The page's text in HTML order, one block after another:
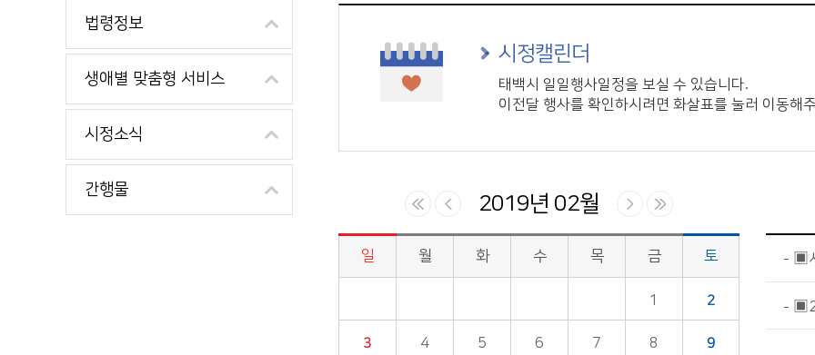
법령정보
생애별 맞춤형 서비스
시정소식
간행물
시정캘린더
태백시 일일행사일정을 보실 수 있습니다.
이전달 행사를 확인하시려면 화살표를 눌러 이동해
2019년 02월
시정소식>시정 캘린더 게시판의 (2019년 02월) 달력형태로 일정명, 일정내용을 제공합니다.
일 월 화 수 목 금 토
1 2
3 4 5 6 7 8 9
▣